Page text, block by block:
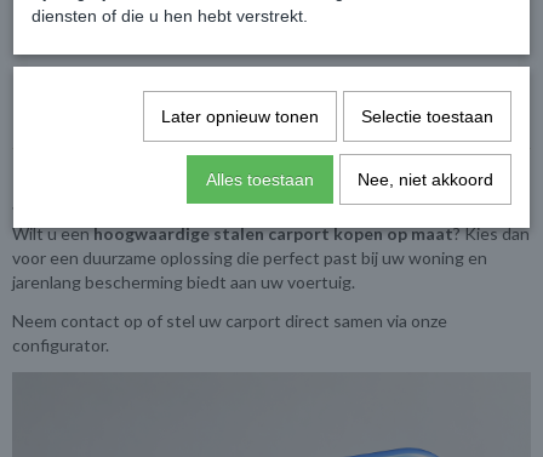
Lange levensduur en hoge stabiliteit
Stalen carport kopen?
Wilt u eenhoogwaardige stalen carport kopen op maat? Kies dan
voor een duurzame oplossing die perfect past bij uw woning en
jarenlang bescherming biedt aan uw voertuig.
Neem contact op of stel uw carport direct samen via onze
configurator.
diensten of die u hen hebt verstrekt.
Later opnieuw tonen Selectie toestaan
Alles toestaan Nee, niet akkoord